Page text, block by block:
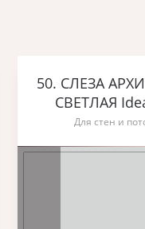
50. СЛЕЗА
СВЕТЛАЯ
Для стен и